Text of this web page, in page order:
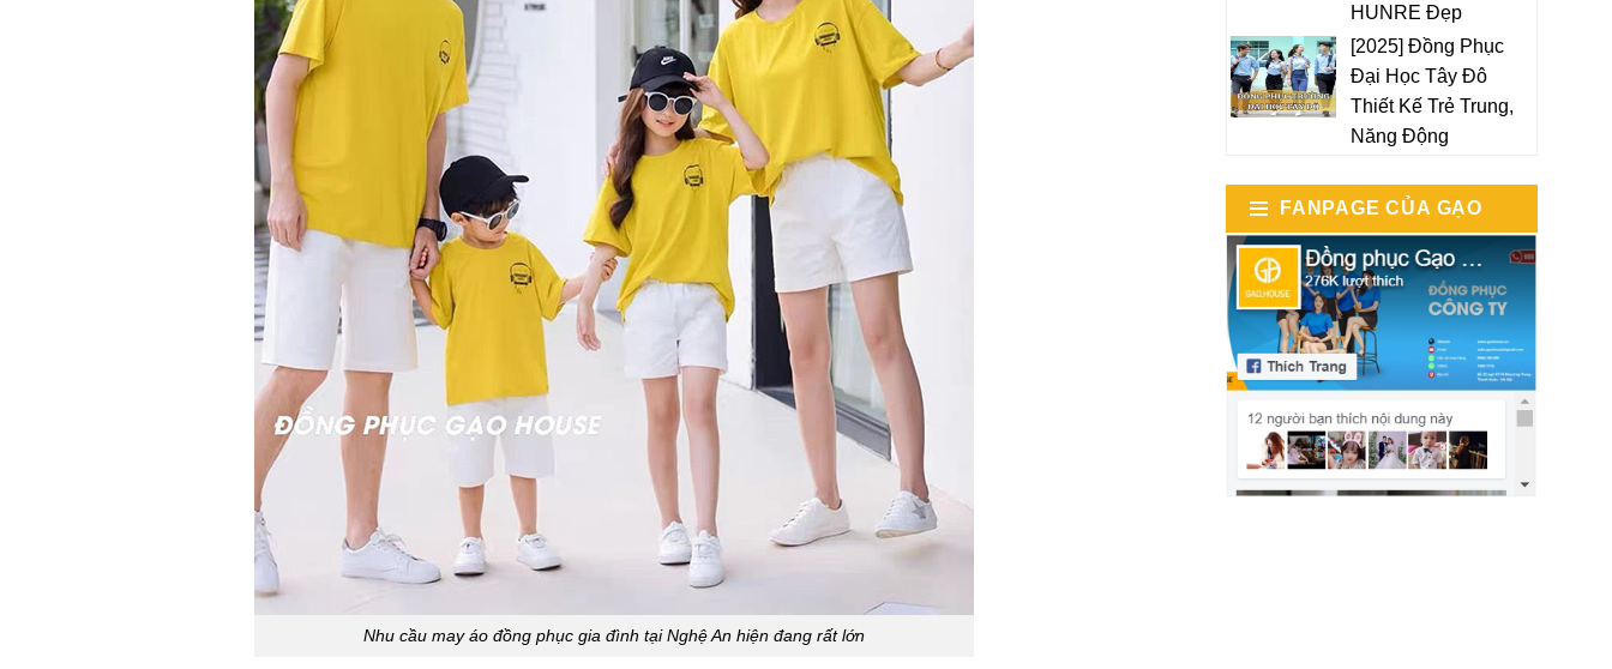
Nhu cầu may áo đồng phục gia đình tại Nghệ An hiện đang rất lớn
HUNRE Đẹp
[2025] Đồng Phục
Đại Học Tây Đô
Thiết Kế Trẻ Trung,
Năng Động
FANPAGE CỦA GẠO
HOUSE